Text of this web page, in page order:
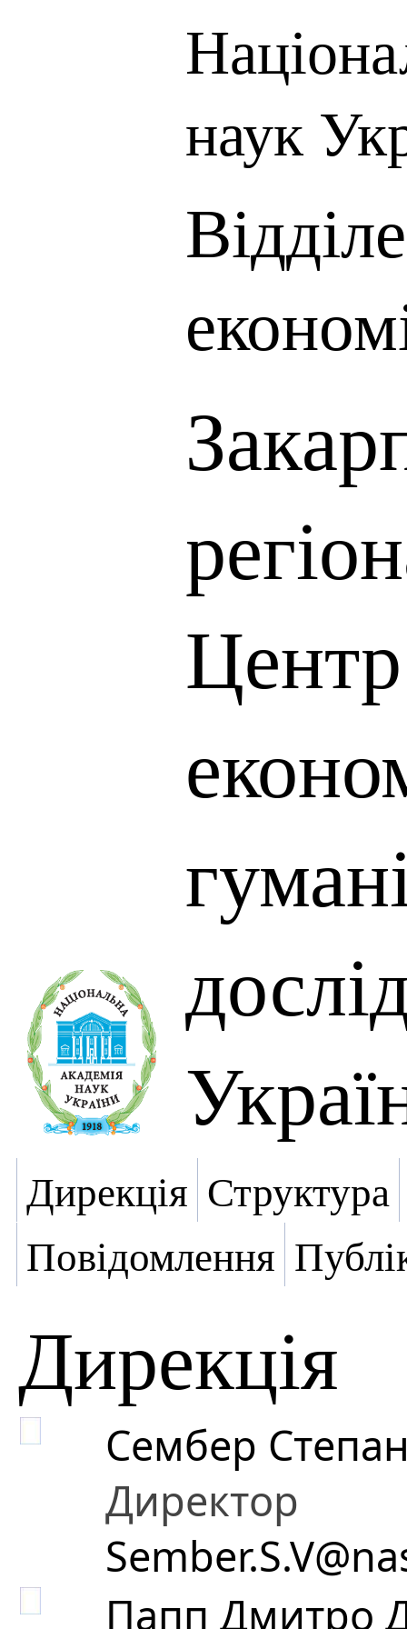
наук
Дирекція Структура
Повідомлення
Дирекція
Сембер
Директор
Папп Дмитро